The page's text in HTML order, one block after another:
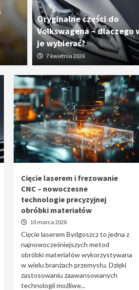
Oryginalne
dlaczego
7 kwietnia 2026
Oryginalne części do
Volkswagena – dlaczego
je wybierać?
7 kwietnia 2026
Cięcie laserem i frezowanie
CNC – nowoczesne
technologie precyzyjnej
obróbki materiałów
10 marca 2026
Cięcie laserem Bydgoszcz to jedna z
najnowocześniejszych metod
obróbki materiałów wykorzystywana
w wielu branżach przemysłu. Dzięki
zastosowaniu zaawansowanych
technologii możliwe...